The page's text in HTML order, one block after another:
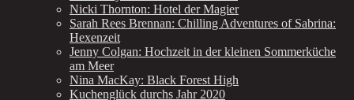
Nicki Thornton: Hotel der Magier
Sarah Rees Brennan: Chilling Adventures of Sabrina:
Hexenzeit
Jenny Colgan: Hochzeit in der kleinen Sommerküche
am Meer
Nina MacKay: Black Forest High
Kuchenglück durchs Jahr 2020